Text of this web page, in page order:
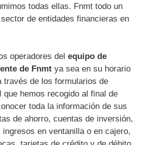
todas ellas. Fnmt todo un
de entidades financieras en
operadores del equipo de
de Fnmt ya sea en su horario
través de los formularios de
que hemos recogido al final de
toda la información de sus
de ahorro, cuentas de inversión,
en ventanilla o en cajero,